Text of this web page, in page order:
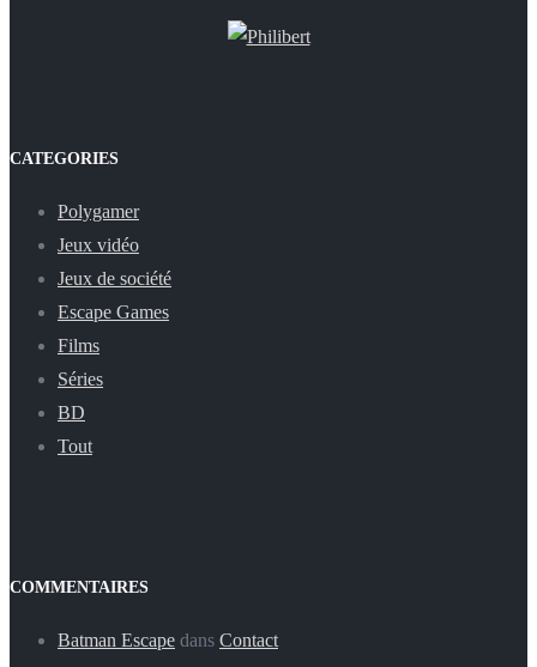
CATEGORIES
Polygamer
Jeux vidéo
Jeux de société
Escape Games
Films
Séries
BD
Tout
COMMENTAIRES
Batman Escape dans Contact